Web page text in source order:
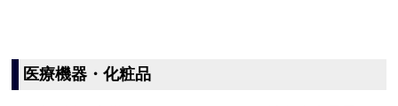
医療機器・化粧品